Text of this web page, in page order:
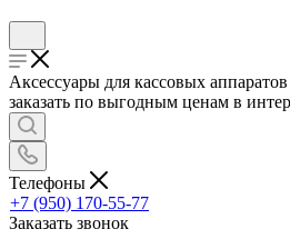
Аксессуары для кассовых
заказать по выгодным ценам в
Телефоны
+7 (950) 170-55-77
Заказать звонок